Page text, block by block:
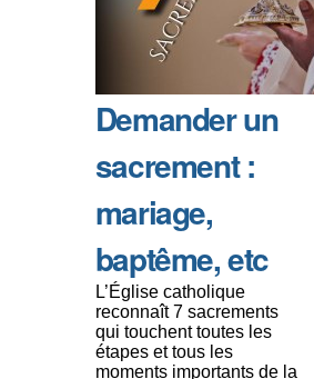
Demander un
sacrement :
mariage,
baptême, etc
L’Église catholique
reconnaît 7 sacrements
qui touchent toutes les
étapes et tous les
moments importants de la